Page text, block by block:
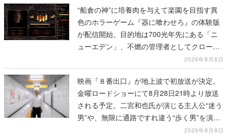
“船倉の神”に培養肉を与えて楽園を目指す異
色のホラーゲーム『器に喰わせろ』の体験版
が配信開始。目的地は700光年先にある「ニ
ューエデン」、不燃の管理者としてクローン
人間を増やし、加工して神に捧げる2026年8月8日
映画『８番出口』が地上波で初放送が決定。
金曜ロードショーにて8月28日21時より放送
される予定。二宮和也氏が演じる主人公“迷う
男”や、無限に通路ですれ違う“歩く男”を演じ
2026年8月8日